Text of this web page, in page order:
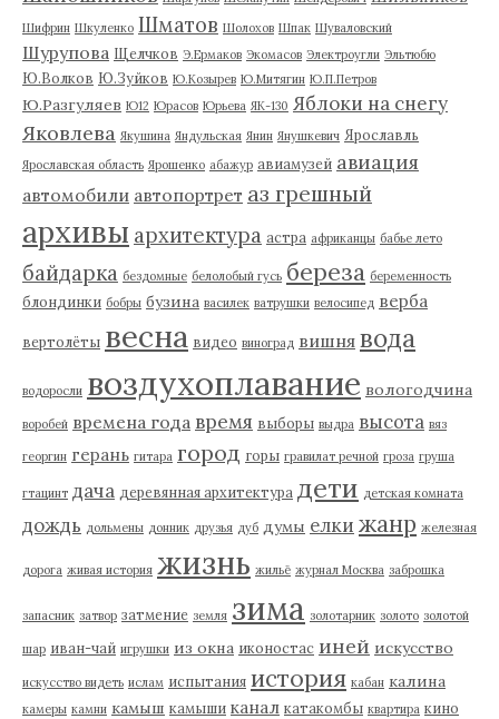
Шифрин Шкуленко Шматов Шолохов Шпак Шуваловский
Шурупова Щелчков Э.Ермаков Экомасов Электроугли Эльтюбю
Ю.Волков Ю.Зуйков Ю.Козырев Ю.Митягин Ю.П.Петров
Ю.Разгуляев Ю12 Юрасов Юрьева ЯК-130 Яблоки на снегу
Яковлева Якушина Яндульская Янин Янушкевич Ярославль
Ярославская область Ярошенко абажур авиамузей авиация
автомобили автопортрет аз грешный
архивы архитектура астра африканцы бабье лето
байдарка бездомные белолобый гусь береза беременность
блондинки бобры бузина василек ватрушки велосипед верба
вертолёты весна видео виноград вишня вода
водоросли воздухоплавание вологодчина
воробей времена года время выборы выдра высота вяз
георгин герань гитара город горы гравилат речной гроза груша
гтацинт дача деревянная архитектура дети детская комната
дождь дольмены донник друзья дуб думы елки жанр железная
дорога живая история жизнь жильё журнал Москва заброшка
запасник затвор затмение земля зима золотарник золото золотой
шар иван-чай игрушки из окна иконостас иней искусство
искусство видеть ислам испытания история кабан калина
камеры камни камыш камыши канал катакомбы квартира кино